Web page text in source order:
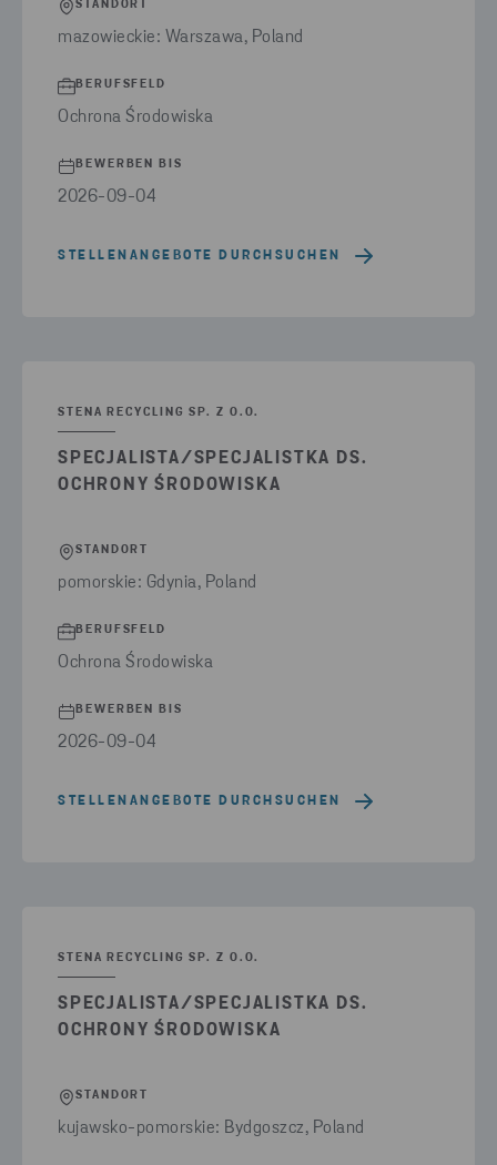
STANDORT
mazowieckie: Warszawa, Poland
BERUFSFELD
Ochrona Środowiska
BEWERBEN BIS
2026-09-04
STELLENANGEBOTE DURCHSUCHEN
STENA RECYCLING SP. Z O.O.
SPECJALISTA/SPECJALISTKA DS.
OCHRONY ŚRODOWISKA
STANDORT
pomorskie: Gdynia, Poland
BERUFSFELD
Ochrona Środowiska
BEWERBEN BIS
2026-09-04
STELLENANGEBOTE DURCHSUCHEN
STENA RECYCLING SP. Z O.O.
SPECJALISTA/SPECJALISTKA DS.
OCHRONY ŚRODOWISKA
STANDORT
kujawsko-pomorskie: Bydgoszcz, Poland